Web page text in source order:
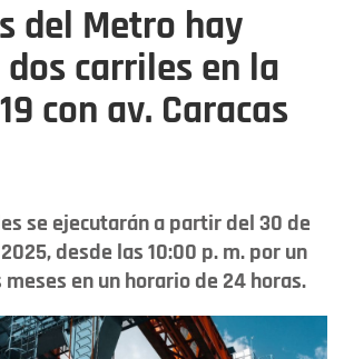
del Metro hay
carriles en la
con av. Caracas
se ejecutarán a partir del 30 de
desde las 10:00 p. m. por un
en un horario de 24 horas.